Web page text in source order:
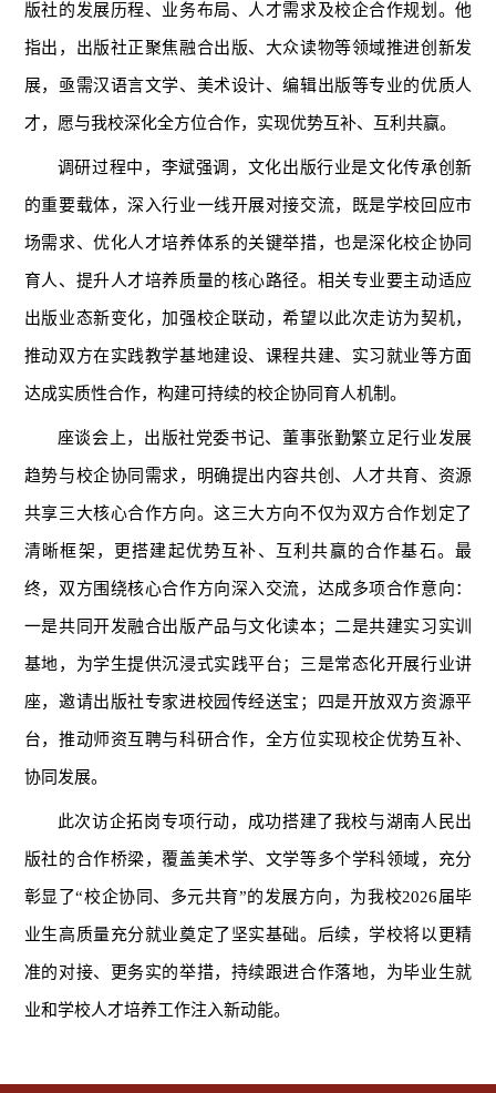
版社的发展历程、业务布局、人才需求及校企合作规划。他
指出，出版社正聚焦融合出版、大众读物等领域推进创新发
展，亟需汉语言文学、美术设计、编辑出版等专业的优质人
才，愿与我校深化全方位合作，实现优势互补、互利共赢。
调研过程中，李斌强调，文化出版行业是文化传承创新
的重要载体，深入行业一线开展对接交流，既是学校回应市
场需求、优化人才培养体系的关键举措，也是深化校企协同
育人、提升人才培养质量的核心路径。相关专业要主动适应
出版业态新变化，加强校企联动，希望以此次走访为契机，
推动双方在实践教学基地建设、课程共建、实习就业等方面
达成实质性合作，构建可持续的校企协同育人机制。
座谈会上，出版社党委书记、董事张勤繁立足行业发展
趋势与校企协同需求，明确提出内容共创、人才共育、资源
共享三大核心合作方向。这三大方向不仅为双方合作划定了
清晰框架，更搭建起优势互补、互利共赢的合作基石。最
终，双方围绕核心合作方向深入交流，达成多项合作意向：
一是共同开发融合出版产品与文化读本；二是共建实习实训
基地，为学生提供沉浸式实践平台；三是常态化开展行业讲
座，邀请出版社专家进校园传经送宝；四是开放双方资源平
台，推动师资互聘与科研合作，全方位实现校企优势互补、
协同发展。
此次访企拓岗专项行动，成功搭建了我校与湖南人民出
版社的合作桥梁，覆盖美术学、文学等多个学科领域，充分
彰显了“校企协同、多元共育”的发展方向，为我校2026届毕
业生高质量充分就业奠定了坚实基础。后续，学校将以更精
准的对接、更务实的举措，持续跟进合作落地，为毕业生就
业和学校人才培养工作注入新动能。